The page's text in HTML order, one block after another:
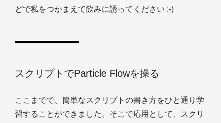
どで私をつかまえて飲みに誘ってください :-)
スクリプトでParticle Flowを操る
ここまでで、簡単なスクリプトの書き方をひと通り学
習することができました。そこで応用として、スクリ